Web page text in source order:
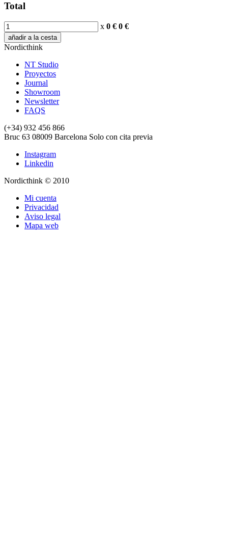
Total
x 0 € 0 €
añadir a la cesta
Nordicthink
NT Studio
Proyectos
Journal
Showroom
Newsletter
FAQS
(+34) 932 456 866
Bruc 63 08009 Barcelona Solo con cita previa
Instagram
Linkedin
Nordicthink © 2010
Mi cuenta
Privacidad
Aviso legal
Mapa web